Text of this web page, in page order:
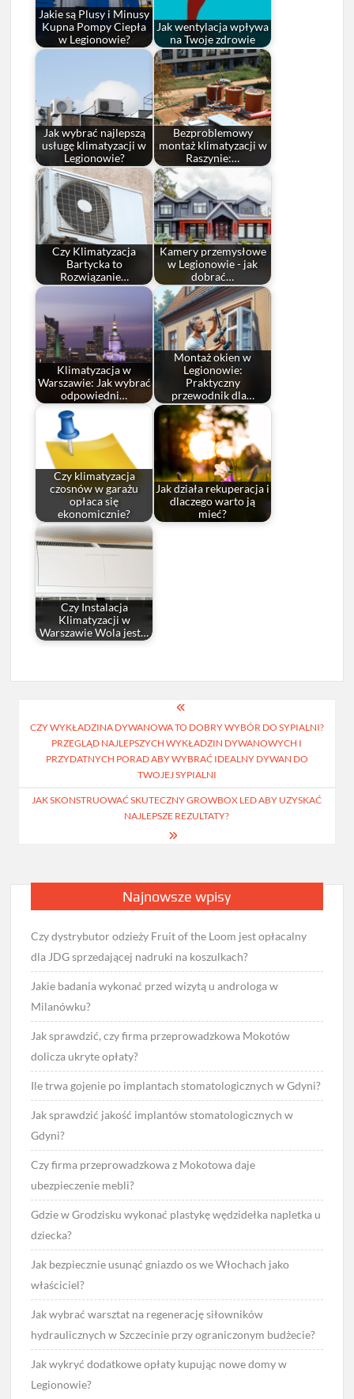
Jakie są Plusy i Minusy
Kupna Pompy Ciepła
w Legionowie?
Jak wentylacja wpływa
na Twoje zdrowie
Jak wybrać najlepszą
usługę klimatyzacji w
Legionowie?
Bezproblemowy
montaż klimatyzacji w
Raszynie:…
Czy Klimatyzacja
Bartycka to
Rozwiązanie…
Kamery przemysłowe
w Legionowie - jak
dobrać…
Klimatyzacja w
Warszawie: Jak wybrać
odpowiedni…
Montaż okien w
Legionowie:
Praktyczny
przewodnik dla…
Czy klimatyzacja
czosnów w garażu
opłaca się
ekonomicznie?
Jak działa rekuperacja i
dlaczego warto ją
mieć?
Czy Instalacja
Klimatyzacji w
Warszawie Wola jest…
wpisu
CZY WYKŁADZINA DYWANOWA TO DOBRY WYBÓR DO SYPIALNI?
PRZEGLĄD NAJLEPSZYCH WYKŁADZIN DYWANOWYCH I
PRZYDATNYCH PORAD ABY WYBRAĆ IDEALNY DYWAN DO
TWOJEJ SYPIALNI
JAK SKONSTRUOWAĆ SKUTECZNY GROWBOX LED ABY UZYSKAĆ
NAJLEPSZE REZULTATY?
Najnowsze wpisy
Czy dystrybutor odzieży Fruit of the Loom jest opłacalny
dla JDG sprzedającej nadruki na koszulkach?
Jakie badania wykonać przed wizytą u androloga w
Milanówku?
Jak sprawdzić, czy firma przeprowadzkowa Mokotów
dolicza ukryte opłaty?
Ile trwa gojenie po implantach stomatologicznych w Gdyni?
Jak sprawdzić jakość implantów stomatologicznych w
Gdyni?
Czy firma przeprowadzkowa z Mokotowa daje
ubezpieczenie mebli?
Gdzie w Grodzisku wykonać plastykę wędzidełka napletka u
dziecka?
Jak bezpiecznie usunąć gniazdo os we Włochach jako
właściciel?
Jak wybrać warsztat na regenerację siłowników
hydraulicznych w Szczecinie przy ograniczonym budżecie?
Jak wykryć dodatkowe opłaty kupując nowe domy w
Legionowie?